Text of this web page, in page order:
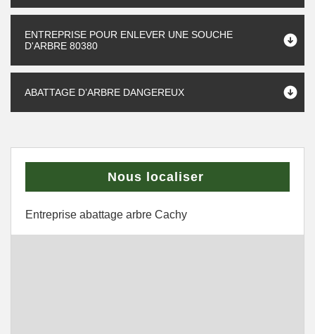
ENTREPRISE POUR ENLEVER UNE SOUCHE
D'ARBRE 80380
ABATTAGE D’ARBRE DANGEREUX
Nous localiser
Entreprise abattage arbre Cachy